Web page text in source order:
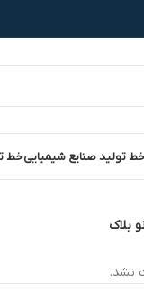
تولید صنایع شیمیاییخط
بلاک
نشد.